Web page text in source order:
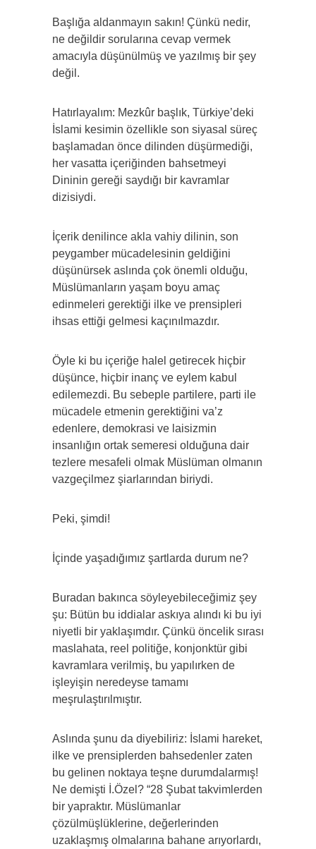
Başlığa aldanmayın sakın! Çünkü nedir,
ne değildir sorularına cevap vermek
amacıyla düşünülmüş ve yazılmış bir şey
değil.
Hatırlayalım: Mezkûr başlık, Türkiye’deki
İslami kesimin özellikle son siyasal süreç
başlamadan önce dilinden düşürmediği,
her vasatta içeriğinden bahsetmeyi
Dininin gereği saydığı bir kavramlar
dizisiydi.
İçerik denilince akla vahiy dilinin, son
peygamber mücadelesinin geldiğini
düşünürsek aslında çok önemli olduğu,
Müslümanların yaşam boyu amaç
edinmeleri gerektiği ilke ve prensipleri
ihsas ettiği gelmesi kaçınılmazdır.
Öyle ki bu içeriğe halel getirecek hiçbir
düşünce, hiçbir inanç ve eylem kabul
edilemezdi. Bu sebeple partilere, parti ile
mücadele etmenin gerektiğini va’z
edenlere, demokrasi ve laisizmin
insanlığın ortak semeresi olduğuna dair
tezlere mesafeli olmak Müslüman olmanın
vazgeçilmez şiarlarından biriydi.
Peki, şimdi!
İçinde yaşadığımız şartlarda durum ne?
Buradan bakınca söyleyebileceğimiz şey
şu: Bütün bu iddialar askıya alındı ki bu iyi
niyetli bir yaklaşımdır. Çünkü öncelik sırası
maslahata, reel politiğe, konjonktür gibi
kavramlara verilmiş, bu yapılırken de
işleyişin neredeyse tamamı
meşrulaştırılmıştır.
Aslında şunu da diyebiliriz: İslami hareket,
ilke ve prensiplerden bahsedenler zaten
bu gelinen noktaya teşne durumdalarmış!
Ne demişti İ.Özel? “28 Şubat takvimlerden
bir yapraktır. Müslümanlar
çözülmüşlüklerine, değerlerinden
uzaklaşmış olmalarına bahane arıyorlardı,